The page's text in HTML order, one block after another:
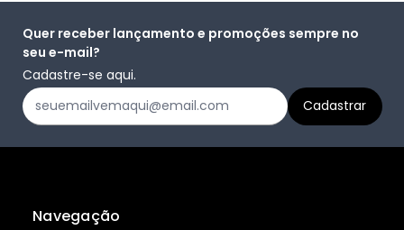
Quer receber lançamento e promoções sempre no
seu e-mail?
Cadastre-se aqui.
Navegação